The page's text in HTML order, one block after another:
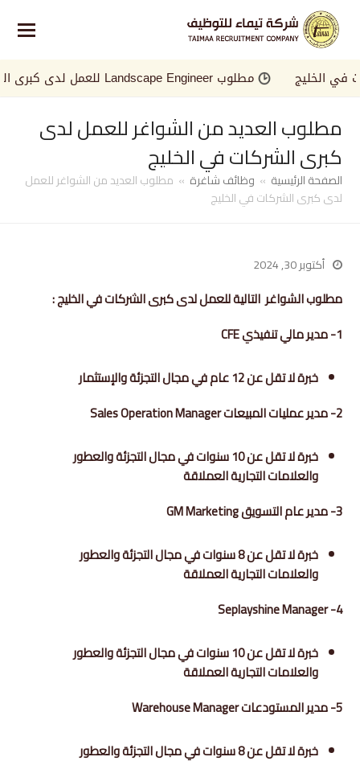
الخليج مطلوب Landscape Engineer للعمل لدى كبرى الجهات في الخليج
مطلوب العديد من الشواغر للعمل لدى
كبرى الشركات في الخليج
الصفحة الرئيسية » وظائف شاغرة » مطلوب العديد من الشواغر للعمل
لدى كبرى الشركات في الخليج
أكتوبر 30, 2024
مطلوب الشواغر التالية للعمل لدى كبرى الشركات في الخليج :
1- مدير مالي تنفيذي CFE
خبرة لا تقل عن 12 عام في مجال التجزئة والإستثمار
2- مدير عمليات المبيعات Sales Operation Manager
خبرة لا تقل عن 10 سنوات في مجال التجزئة والعطور
والعلامات التجارية العملاقة
3- مدير عام التسويق GM Marketing
خبرة لا تقل عن 8 سنوات في مجال التجزئة والعطور
والعلامات التجارية العملاقة
4- Seplayshine Manager
خبرة لا تقل عن 10 سنوات في مجال التجزئة والعطور
والعلامات التجارية العملاقة
5- مدير المستودعات Warehouse Manager
خبرة لا تقل عن 8 سنوات في مجال التجزئة والعطور